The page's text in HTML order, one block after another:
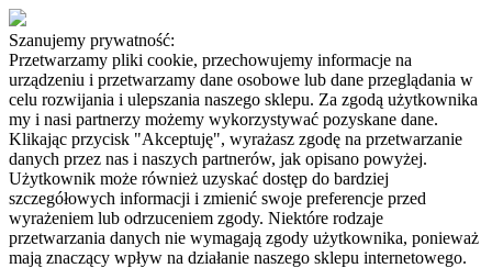
Szanujemy prywatność:
Przetwarzamy pliki cookie, przechowujemy informacje na
urządzeniu i przetwarzamy dane osobowe lub dane przeglądania w
celu rozwijania i ulepszania naszego sklepu. Za zgodą użytkownika
my i nasi partnerzy możemy wykorzystywać pozyskane dane.
Klikając przycisk "Akceptuję", wyrażasz zgodę na przetwarzanie
danych przez nas i naszych partnerów, jak opisano powyżej.
Użytkownik może również uzyskać dostęp do bardziej
szczegółowych informacji i zmienić swoje preferencje przed
wyrażeniem lub odrzuceniem zgody. Niektóre rodzaje
przetwarzania danych nie wymagają zgody użytkownika, ponieważ
mają znaczący wpływ na działanie naszego sklepu internetowego.